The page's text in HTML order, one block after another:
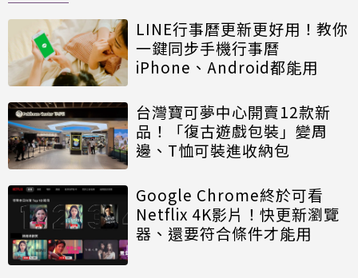
LINE行事曆更新更好用！教你
一鍵同步手機行事曆
iPhone、Android都能用
台灣寶可夢中心開賣12款新
品！「復古遊戲包裝」變周
邊、T恤可裝進收納包
Google Chrome終於可看
Netflix 4K影片！快更新瀏覽
器、還要符合條件才能用